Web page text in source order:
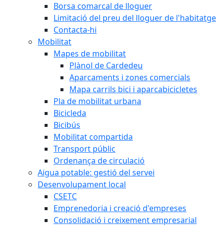
Borsa comarcal de lloguer
Limitació del preu del lloguer de l'habitatge
Contacta-hi
Mobilitat
Mapes de mobilitat
Plànol de Cardedeu
Aparcaments i zones comercials
Mapa carrils bici i aparcabicicletes
Pla de mobilitat urbana
Bicicleda
Bicibús
Mobilitat compartida
Transport públic
Ordenança de circulació
Aigua potable: gestió del servei
Desenvolupament local
CSETC
Emprenedoria i creació d'empreses
Consolidació i creixement empresarial